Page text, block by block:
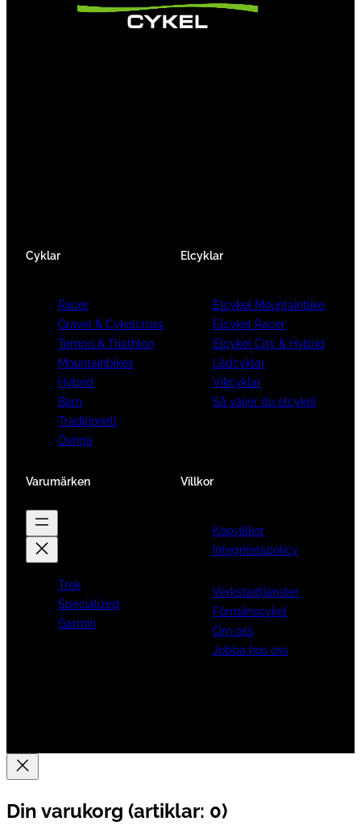
Cyklar
Racer
Gravel & Cykelcross
Tempo & Triathlon
Mountainbikes
Hybrid
Barn
Traditionell
Övriga
Elcyklar
Elcykel Mountainbike
Elcykel Racer
Elcykel City & Hybrid
Lådcyklar
Vikcyklar
Så väljer du elcykel
Varumärken
Trek
Specialized
Garmin
Villkor
Köpvillkor
Integritetspolicy
Verkstadtjänster
Förmånscykel
Om oss
Jobba hos oss
Din varukorg (artiklar: 0)